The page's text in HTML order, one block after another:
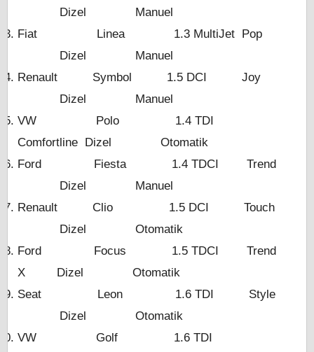
Dizel Manuel
Fiat Linea 1.3 MultiJet Pop
Dizel Manuel
Renault Symbol 1.5 DCI Joy
Dizel Manuel
VW Polo 1.4 TDI
Comfortline Dizel Otomatik
Ford Fiesta 1.4 TDCI Trend
Dizel Manuel
Renault Clio 1.5 DCI Touch
Dizel Otomatik
Ford Focus 1.5 TDCI Trend
X Dizel Otomatik
Seat Leon 1.6 TDI Style
Dizel Otomatik
VW Golf 1.6 TDI